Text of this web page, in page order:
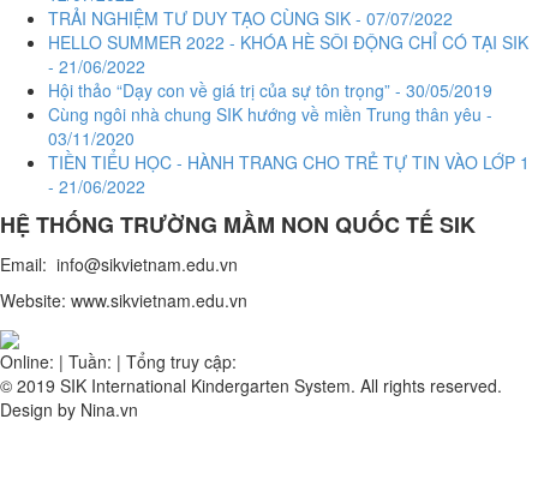
TRẢI NGHIỆM TƯ DUY TẠO CÙNG SIK - 07/07/2022
HELLO SUMMER 2022 - KHÓA HÈ SÔI ĐỘNG CHỈ CÓ TẠI SIK
- 21/06/2022
Hội thảo “Dạy con về giá trị của sự tôn trọng” - 30/05/2019
Cùng ngôi nhà chung SIK hướng về miền Trung thân yêu -
03/11/2020
TIỀN TIỂU HỌC - HÀNH TRANG CHO TRẺ TỰ TIN VÀO LỚP 1
- 21/06/2022
HỆ THỐNG TRƯỜNG MẦM NON QUỐC TẾSIK
Email: info@sikvietnam.edu.vn
Website: www.sikvietnam.edu.vn
Online: | Tuần: | Tổng truy cập:
© 2019 SIK International Kindergarten System. All rights reserved.
Design by Nina.vn